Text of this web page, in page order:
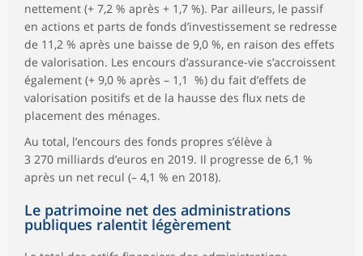
nettement (+ 7,2 % après + 1,7 %). Par ailleurs, le passif
en actions et parts de fonds d’investissement se redresse
de 11,2 % après une baisse de 9,0 %, en raison des effets
de valorisation. Les encours d’assurance-vie s’accroissent
également (+ 9,0 % après – 1,1 %) du fait d’effets de
valorisation positifs et de la hausse des flux nets de
placement des ménages.
Au total, l’encours des fonds propres s’élève à
3 270 milliards d’euros en 2019. Il progresse de 6,1 %
après un net recul (– 4,1 % en 2018).
Le patrimoine net des administrations
publiques ralentit légèrement